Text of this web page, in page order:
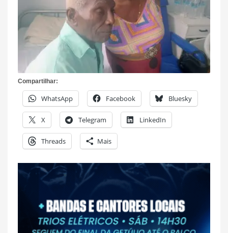
Compartilhar:
WhatsApp Facebook Bluesky
X Telegram LinkedIn
Threads Mais